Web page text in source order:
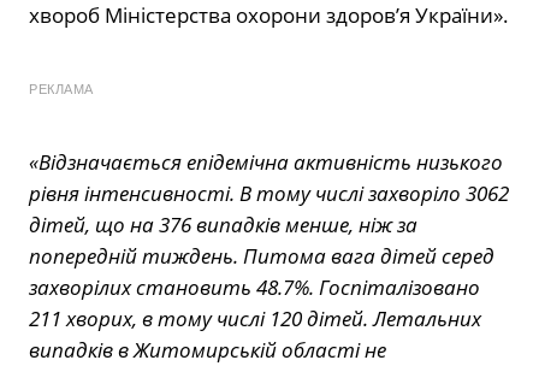
хвороб Міністерства охорони здоров’я України».
РЕКЛАМА
«Відзначається епідемічна активність низького
рівня інтенсивності. В тому числі захворіло 3062
дітей, що на 376 випадків менше, ніж за
попередній тиждень. Питома вага дітей серед
захворілих становить 48.7%. Госпіталізовано
211 хворих, в тому числі 120 дітей. Летальних
випадків в Житомирській області не